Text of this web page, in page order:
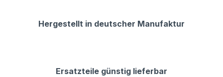
Hergestellt in deutscher Manufaktur
Ersatzteile günstig lieferbar